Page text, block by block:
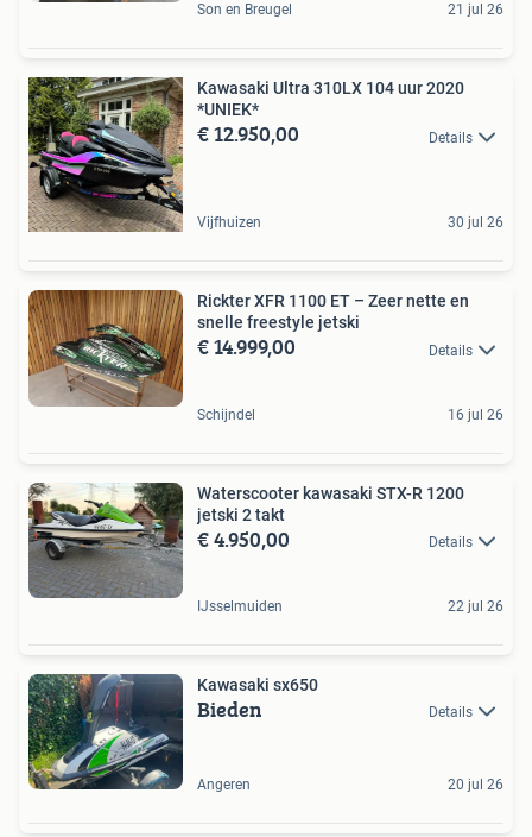
Son en Breugel 21 jul 26
Kawasaki Ultra 310LX 104 uur 2020
*UNIEK*
€ 12.950,00 Details
Vijfhuizen 30 jul 26
Rickter XFR 1100 ET – Zeer nette en
snelle freestyle jetski
€ 14.999,00 Details
Schijndel 16 jul 26
Waterscooter kawasaki STX-R 1200
jetski 2 takt
€ 4.950,00 Details
IJsselmuiden 22 jul 26
Kawasaki sx650
Bieden Details
Angeren 20 jul 26